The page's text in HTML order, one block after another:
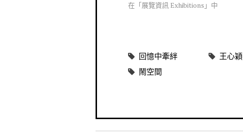
在「展覽資訊 Exhibitions」中
回憶中牽絆 王心穎
鬧空間